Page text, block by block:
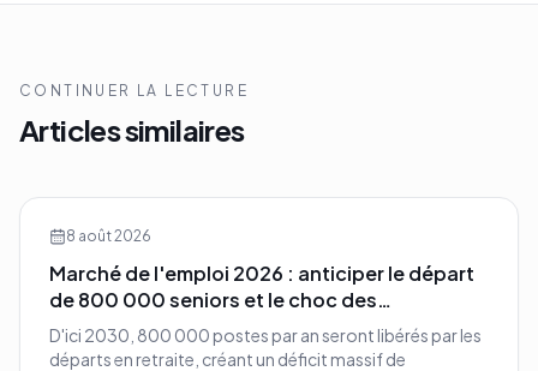
CONTINUER LA LECTURE
Articles similaires
8 août 2026
Marché de l'emploi 2026 : anticiper le départ
de 800 000 seniors et le choc des
compétences
D'ici 2030, 800 000 postes par an seront libérés par les
départs en retraite, créant un déficit massif de